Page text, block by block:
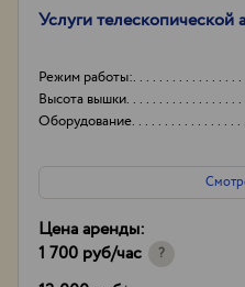
Услуги
Режим работы:
Высота вышки
Оборудование
Цена аренды:
1 700 руб/час ?